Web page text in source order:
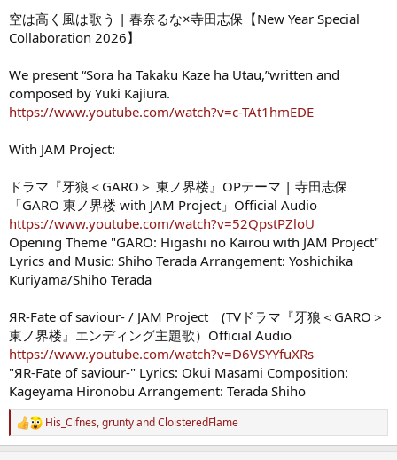
空は高く風は歌う | 春奈るな×寺田志保【New Year Special
Collaboration 2026】
We present “Sora ha Takaku Kaze ha Utau,”written and
composed by Yuki Kajiura.
https://www.youtube.com/watch?v=c-TAt1hmEDE
With JAM Project:
ドラマ『牙狼＜GARO＞ 東ノ界楼』OPテーマ | 寺田志保
「GARO 東ノ界楼 with JAM Project」Official Audio
https://www.youtube.com/watch?v=52QpstPZloU
Opening Theme "GARO: Higashi no Kairou with JAM Project"
Lyrics and Music: Shiho Terada Arrangement: Yoshichika
Kuriyama/Shiho Terada
ЯR-Fate of saviour- / JAM Project (TVドラマ『牙狼＜GARO＞
東ノ界楼』エンディング主題歌）Official Audio
https://www.youtube.com/watch?v=D6VSYYfuXRs
"ЯR-Fate of saviour-" Lyrics: Okui Masami Composition:
Kageyama Hironobu Arrangement: Terada Shiho
R
e
His_Cifnes,gruntyandCloisteredFlame